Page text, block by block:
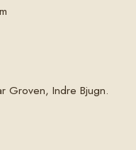
Groven, Indre Bjugn.